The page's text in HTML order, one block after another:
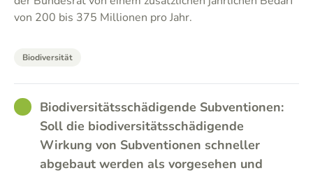
von 200 bis 375 Millionen pro Jahr.
Biodiversität
GOODBiodiversitätsschädigende Subventionen:
Soll die biodiversitätsschädigende
Wirkung von Subventionen schneller
abgebaut werden als vorgesehen und